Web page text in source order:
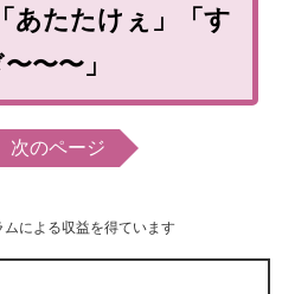
あたたけぇ」「す
〜〜」
次のページ
による収益を得ています